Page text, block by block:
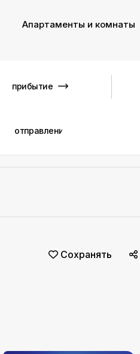
Апартаменты и комнаты
Сохранять